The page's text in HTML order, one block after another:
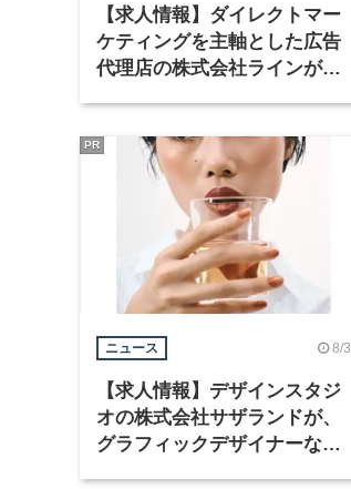
【求人情報】ダイレクトマー
ケティングを主軸とした広告
代理店の株式会社ラインが、
ニュース 8/3
【求人情報】デザインスタジ
オの株式会社サザランドが、
グラフィックデザイナーなど2
PR